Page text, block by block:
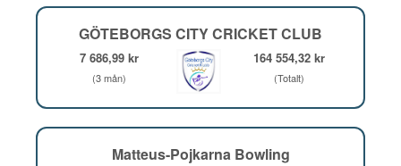
GÖTEBORGS CITY CRICKET CLUB
7 686,99 kr
(3 mån)
164 554,32 kr
(Totalt)
Matteus-Pojkarna Bowling